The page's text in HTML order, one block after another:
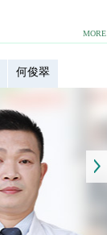
MORE
何俊翠